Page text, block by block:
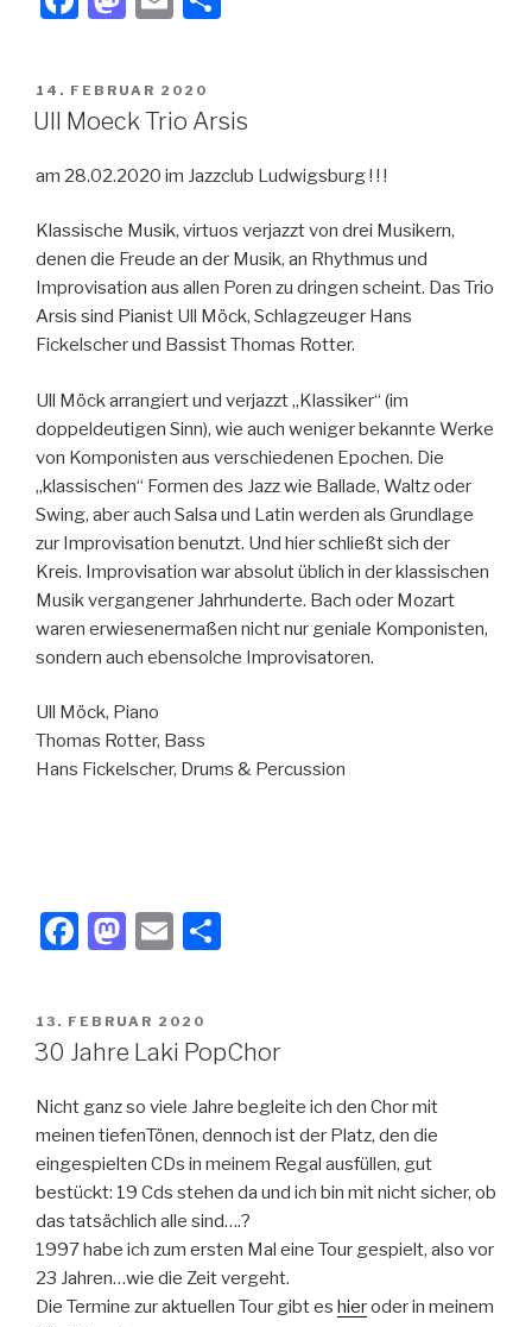
c
e
o
o
k
st
o
o
n
ail
n
VERÖFFENTLICHT
AM
14. FEBRUAR 2020
Ull Moeck Trio Arsis
am 28.02.2020 im Jazzclub Ludwigsburg ! ! !
Klassische Musik, virtuos verjazzt von drei Musikern,
denen die Freude an der Musik, an Rhythmus und
Improvisation aus allen Poren zu dringen scheint. Das Trio
Arsis sind Pianist Ull Möck, Schlagzeuger Hans
Fickelscher und Bassist Thomas Rotter.
Ull Möck arrangiert und verjazzt „Klassiker“ (im
doppeldeutigen Sinn), wie auch weniger bekannte Werke
von Komponisten aus verschiedenen Epochen. Die
„klassischen“ Formen des Jazz wie Ballade, Waltz oder
Swing, aber auch Salsa und Latin werden als Grundlage
zur Improvisation benutzt. Und hier schließt sich der
Kreis. Improvisation war absolut üblich in der klassischen
Musik vergangener Jahrhunderte. Bach oder Mozart
waren erwiesenermaßen nicht nur geniale Komponisten,
sondern auch ebensolche Improvisatoren.
Ull Möck, Piano
Thomas Rotter, Bass
Hans Fickelscher, Drums & Percussion
F
c
e
o
o
k
M
st
o
o
n
E
ail
n
VERÖFFENTLICHT
AM
13. FEBRUAR 2020
30 Jahre Laki PopChor
Nicht ganz so viele Jahre begleite ich den Chor mit
meinen tiefenTönen, dennoch ist der Platz, den die
eingespielten CDs in meinem Regal ausfüllen, gut
bestückt: 19 Cds stehen da und ich bin mit nicht sicher, ob
das tatsächlich alle sind….?
1997 habe ich zum ersten Mal eine Tour gespielt, also vor
23 Jahren…wie die Zeit vergeht.
Die Termine zur aktuellen Tour gibt es hieroder in meinem